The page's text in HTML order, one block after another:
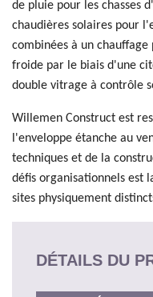
de pluie pour les chasses
chaudières solaires pour
combinées à un
froide par le biais d'une
double vitrage à contrôle
Willemen Construct est
l'enveloppe étanche au
techniques et de la
défis organisationnels est
sites physiquement
DÉTAILS DU